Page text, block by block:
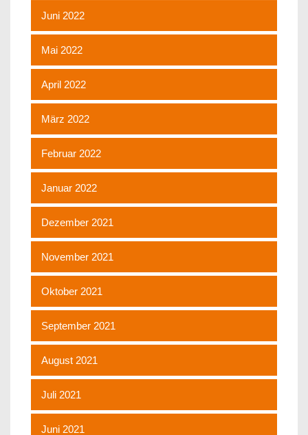
Juni 2022
Mai 2022
April 2022
März 2022
Februar 2022
Januar 2022
Dezember 2021
November 2021
Oktober 2021
September 2021
August 2021
Juli 2021
Juni 2021